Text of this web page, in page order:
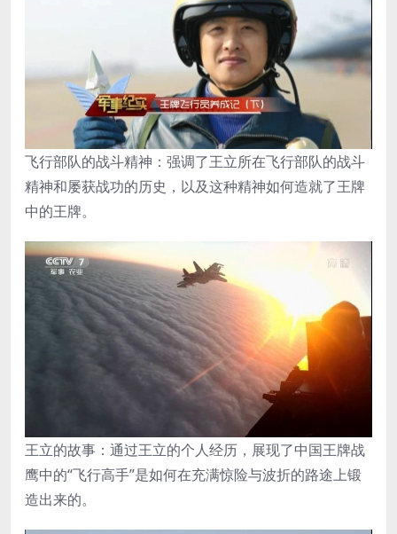
飞行部队的战斗精神：强调了王立所在飞行部队的战斗
精神和屡获战功的历史，以及这种精神如何造就了王牌
中的王牌。
王立的故事：通过王立的个人经历，展现了中国王牌战
鹰中的“飞行高手”是如何在充满惊险与波折的路途上锻
造出来的。